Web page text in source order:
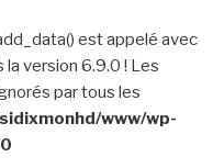
est appelé avec
la version 6.9.0 ! Les
par tous les
www/wp-